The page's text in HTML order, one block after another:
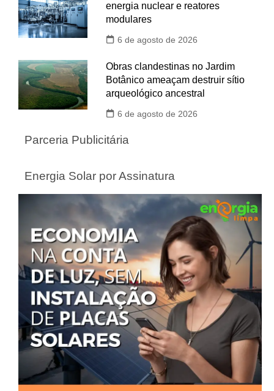
energia nuclear e reatores
modulares
6 de agosto de 2026
Obras clandestinas no Jardim
Botânico ameaçam destruir sítio
arqueológico ancestral
6 de agosto de 2026
Parceria Publicitária
Energia Solar por Assinatura